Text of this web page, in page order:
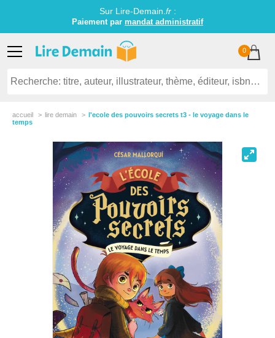
Sur Lire-Demain. fr:
Paiement par mandat administratif
0
accueil lire demain
l'ecole des pouvoirs secrets t3 - le voyage dans le
temps